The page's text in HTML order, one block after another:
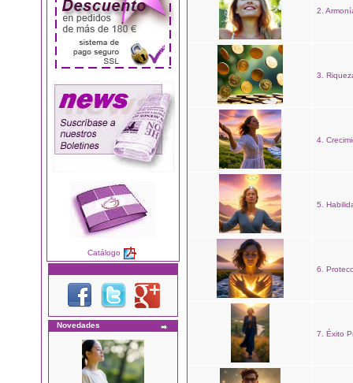
Catálogo
Novedades
2.
3.
4.
5.
6.
7. Éxito